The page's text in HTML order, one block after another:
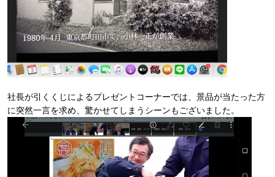
社長が引くくじによるプレゼントコーナーでは、景品が当たった方
に突然一言を求め、驚かせてしまうシーンもございました。